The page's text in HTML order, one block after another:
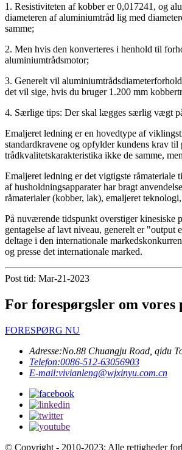
1. Resistiviteten af ​​kobber er 0,017241, og
diameteren af ​​aluminiumtråd lig med
samme;
2. Men hvis den konverteres i henhold til
aluminiumtrådsmotor;
3. Generelt vil
det vil sige, hvis du bruger 1.200 mm
4. Særlige tips: Der skal lægges særlig vægt
Emaljeret ledning er en hovedtype af
standardkravene og opfylder kundens krav
trådkvalitetskarakteristika ikke de samme,
Emaljeret ledning er det vigtigste
af husholdningsapparater har bragt
råmaterialer (kobber, lak), emaljeret
På nuværende tidspunkt overstiger kinesiske
gentagelse af lavt niveau, generelt er "output
deltage i den internationale
og presse det internationale marked.
Post tid: Mar-21-2023
For forespørgsler om
FORESPØRG NU
Adresse:No.88 Chuangju Road, qidu
Telefon:0086-512-63056903
E-mail:vivianleng@wjxinyu.com.cn
© Copyright - 2010-2023: Alle rettigheder